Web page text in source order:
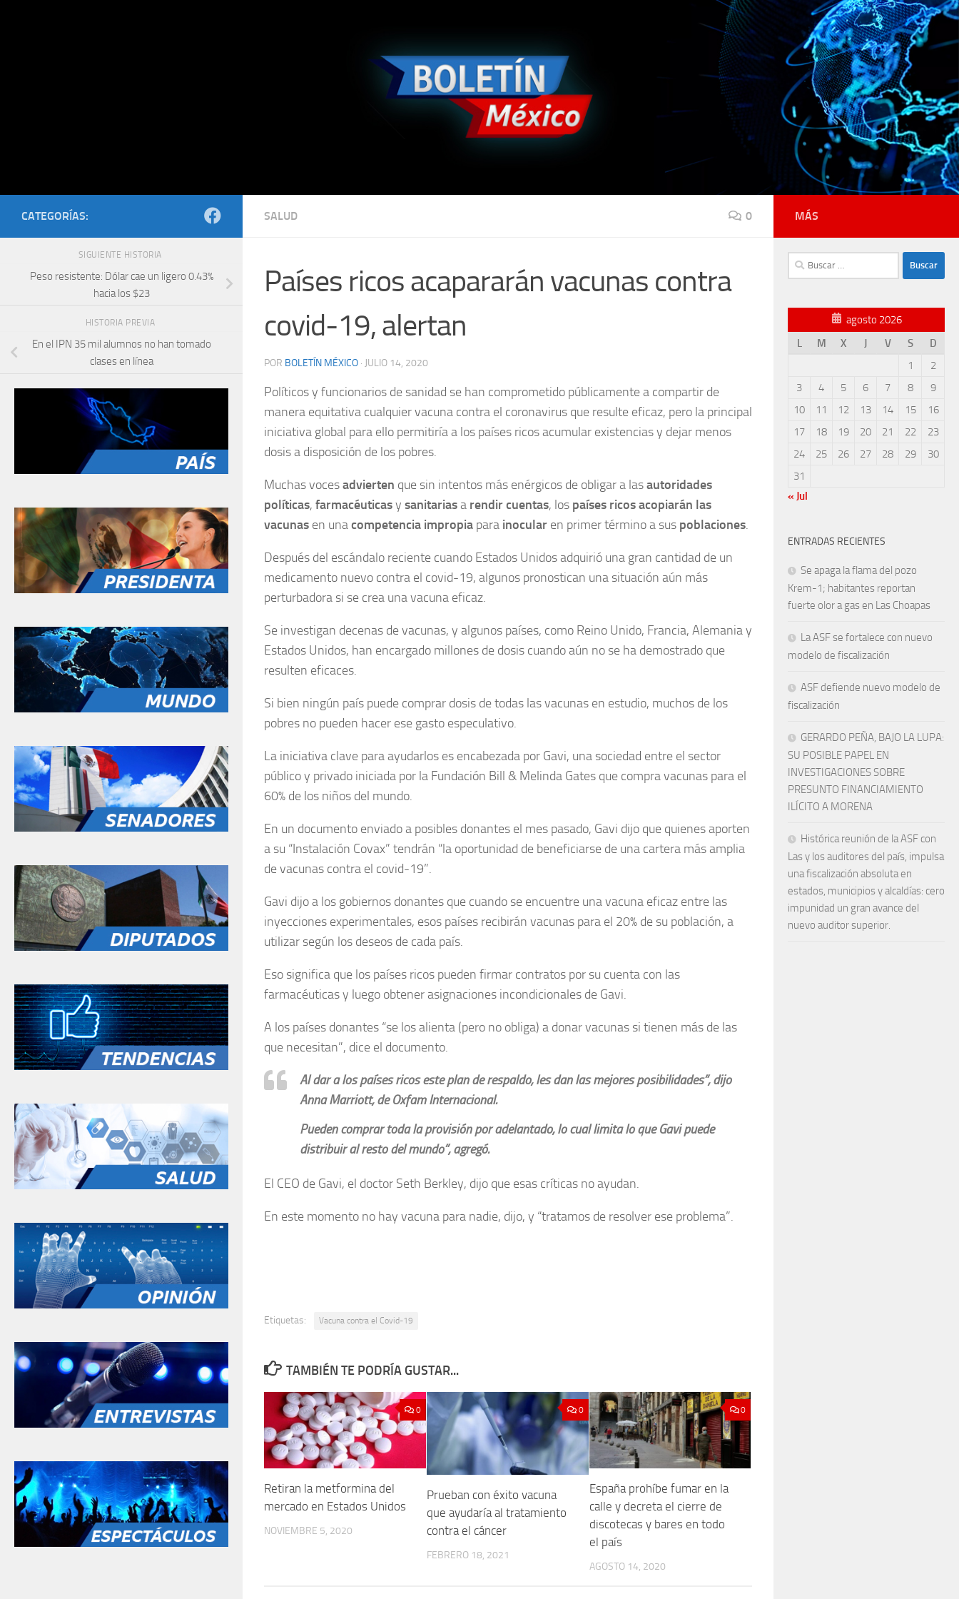
SALUD 0
Países ricos acapararán vacunas contra
covid-19, alertan
POR BOLETÍN MÉXICO · JULIO 14, 2020
Políticos y funcionarios de sanidad se han comprometido públicamente a compartir de
manera equitativa cualquier vacuna contra el coronavirus que resulte eficaz, pero la principal
iniciativa global para ello permitiría a los países ricos acumular existencias y dejar menos
dosis a disposición de los pobres.
Muchas vocesadvierten que sin intentos más enérgicos de obligar a lasautoridades
políticas, farmacéuticasy sanitariasa rendir cuentas, los países ricos acopiarán las
vacunas en unacompetencia impropia para inocular en primer término a sus poblaciones.
Después del escándalo reciente cuando Estados Unidos adquirió una gran cantidad de un
medicamento nuevo contra el covid-19, algunos pronostican una situación aún más
perturbadora si se crea una vacuna eficaz.
Se investigan decenas de vacunas, y algunos países, como Reino Unido, Francia, Alemania y
Estados Unidos, han encargado millones de dosis cuando aún no se ha demostrado que
resulten eficaces.
Si bien ningún país puede comprar dosis de todas las vacunas en estudio, muchos de los
pobres no pueden hacer ese gasto especulativo.
La iniciativa clave para ayudarlos es encabezada por Gavi, una sociedad entre el sector
público y privado iniciada por la Fundación Bill & Melinda Gates que compra vacunas para el
60% de los niños del mundo.
En un documento enviado a posibles donantes el mes pasado, Gavi dijo que quienes aporten
a su “Instalación Covax” tendrán “la oportunidad de beneficiarse de una cartera más amplia
de vacunas contra el covid-19”.
Gavi dijo a los gobiernos donantes que cuando se encuentre una vacuna eficaz entre las
inyecciones experimentales, esos países recibirán vacunas para el 20% de su población, a
utilizar según los deseos de cada país.
Eso significa que los países ricos pueden firmar contratos por su cuenta con las
farmacéuticas y luego obtener asignaciones incondicionales de Gavi.
A los países donantes “se los alienta (pero no obliga) a donar vacunas si tienen más de las
que necesitan”, dice el documento.
Al dar a los países ricos este plan de respaldo, les dan las mejores posibilidades”, dijo
Anna Marriott, de Oxfam Internacional.
Pueden comprar toda la provisión por adelantado, lo cual limita lo que Gavi puede
distribuir al resto del mundo”, agregó.
El CEO de Gavi, el doctor Seth Berkley, dijo que esas críticas no ayudan.
En este momento no hay vacuna para nadie, dijo, y “tratamos de resolver ese problema”.
Etiquetas: Vacuna contra el Covid-19
TAMBIÉN TE PODRÍA GUSTAR...
0
Retiran la metformina del
mercado en Estados Unidos
NOVIEMBRE 5, 2020
0
Prueban con éxito vacuna
que ayudaría al tratamiento
contra el cáncer
FEBRERO 18, 2021
0
España prohíbe fumar en la
calle y decreta el cierre de
discotecas y bares en todo
el país
AGOSTO 14, 2020
CATEGORÍAS:
SIGUIENTE HISTORIA
Peso resistente: Dólar cae un ligero 0.43%
hacia los $23
HISTORIA PREVIA
En el IPN 35 mil alumnos no han tomado
clases en línea
MÁS
Buscar:
agosto 2026
L
M X J V S
D
1
2
3
4 5 6 7 8
9
10
11 12 13 14 15
16
17
18 19 20 21 22
23
24
25 26 27 28 29
30
31
« Jul
ENTRADAS RECIENTES
Se apaga la flama del pozo
Krem-1; habitantes reportan
fuerte olor a gas en Las Choapas
La ASF se fortalece con nuevo
modelo de fiscalización
ASF defiende nuevo modelo de
fiscalización
GERARDO PEÑA, BAJO LA LUPA:
SU POSIBLE PAPEL EN
INVESTIGACIONES SOBRE
PRESUNTO FINANCIAMIENTO
ILÍCITO A MORENA
Histórica reunión de la ASF con
Las y los auditores del país, impulsa
una fiscalización absoluta en
estados, municipios y alcaldías: cero
impunidad un gran avance del
nuevo auditor superior.